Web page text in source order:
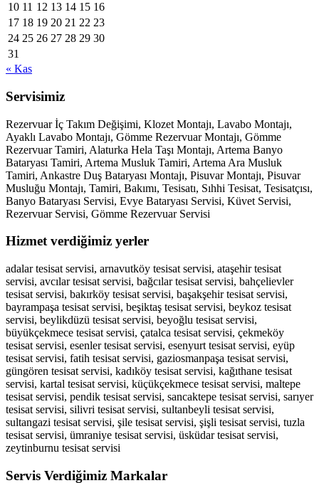
10 11 12 13 14 15 16
17 18 19 20 21 22 23
24 25 26 27 28 29 30
31
« Kas
Servisimiz
Rezervuar İç Takım Değişimi, Klozet Montajı, Lavabo Montajı,
Ayaklı Lavabo Montajı, Gömme Rezervuar Montajı, Gömme
Rezervuar Tamiri, Alaturka Hela Taşı Montajı, Artema Banyo
Bataryası Tamiri, Artema Musluk Tamiri, Artema Ara Musluk
Tamiri, Ankastre Duş Bataryası Montajı, Pisuvar Montajı, Pisuvar
Musluğu Montajı, Tamiri, Bakımı, Tesisatı, Sıhhi Tesisat, Tesisatçısı,
Banyo Bataryası Servisi, Evye Bataryası Servisi, Küvet Servisi,
Rezervuar Servisi, Gömme Rezervuar Servisi
Hizmet verdiğimiz yerler
adalar tesisat servisi, arnavutköy tesisat servisi, ataşehir tesisat
servisi, avcılar tesisat servisi, bağcılar tesisat servisi, bahçelievler
tesisat servisi, bakırköy tesisat servisi, başakşehir tesisat servisi,
bayrampaşa tesisat servisi, beşiktaş tesisat servisi, beykoz tesisat
servisi, beylikdüzü tesisat servisi, beyoğlu tesisat servisi,
büyükçekmece tesisat servisi, çatalca tesisat servisi, çekmeköy
tesisat servisi, esenler tesisat servisi, esenyurt tesisat servisi, eyüp
tesisat servisi, fatih tesisat servisi, gaziosmanpaşa tesisat servisi,
güngören tesisat servisi, kadıköy tesisat servisi, kağıthane tesisat
servisi, kartal tesisat servisi, küçükçekmece tesisat servisi, maltepe
tesisat servisi, pendik tesisat servisi, sancaktepe tesisat servisi, sarıyer
tesisat servisi, silivri tesisat servisi, sultanbeyli tesisat servisi,
sultangazi tesisat servisi, şile tesisat servisi, şişli tesisat servisi, tuzla
tesisat servisi, ümraniye tesisat servisi, üsküdar tesisat servisi,
zeytinburnu tesisat servisi
Servis Verdiğimiz Markalar